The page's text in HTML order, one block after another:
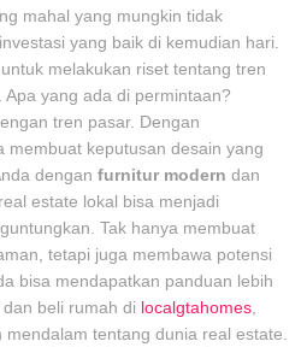
mahal yang mungkin tidak
yang baik di kemudian hari.
melakukan riset tentang tren
yang ada di permintaan?
tren pasar. Dengan
membuat keputusan desain yang
dengan furnitur modern dan
estate lokal bisa menjadi
Tak hanya membuat
tetapi juga membawa potensi
bisa mendapatkan panduan lebih
beli rumah di localgtahomes
tentang dunia real estate.